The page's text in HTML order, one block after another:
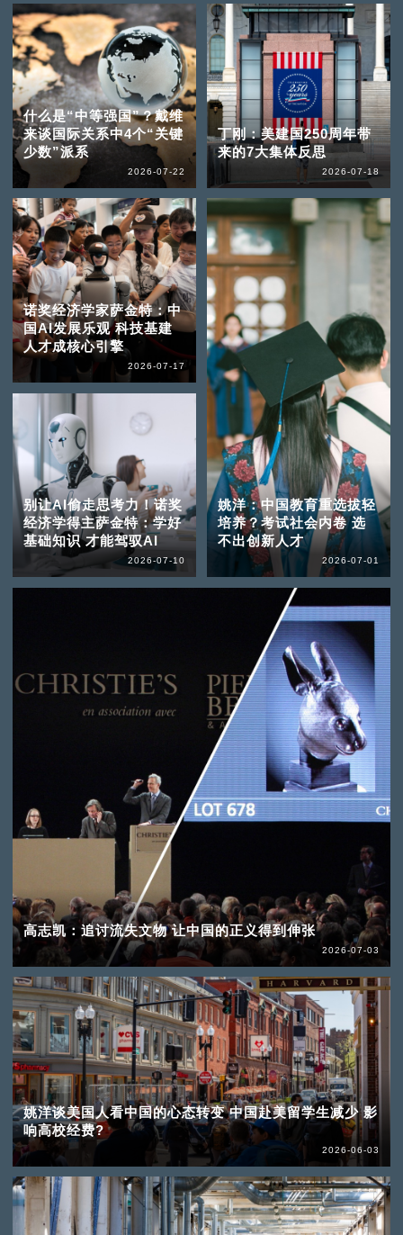
什么是“中等强国”？戴维
来谈国际关系中4个“关键
少数”派系
2026-07-22
丁刚：美建国250周年带
来的7大集体反思
2026-07-18
诺奖经济学家萨金特：中
国AI发展乐观 科技基建
人才成核心引擎
2026-07-17
别让AI偷走思考力！诺奖
经济学得主萨金特：学好
基础知识 才能驾驭AI
2026-07-10
高志凯：追讨流失文物 让中国的正义得到伸张
2026-07-03
姚洋：中国教育重选拔轻
培养？考试社会内卷 选
不出创新人才
2026-07-01
姚洋谈美国人看中国的心态转变 中国赴美留学生减少 影
响高校经费?
2026-06-03